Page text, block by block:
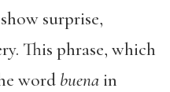
surprise,
This phrase, which
word buenain